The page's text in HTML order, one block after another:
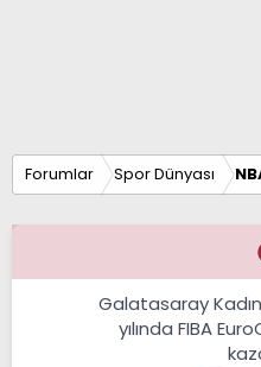
Forumlar Spor Dünyası
Galatasaray
yılında FIBA